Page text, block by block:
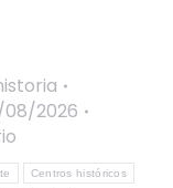
2026
Centros históricos